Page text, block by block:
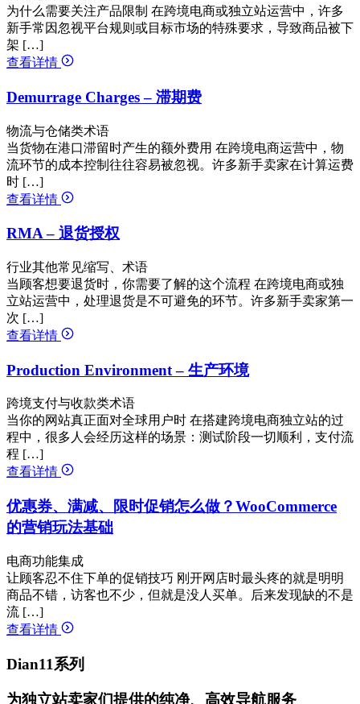
为什么需要关注产品限制 在跨境电商或独立站运营中，许多
新手常因忽视平台规则或目标市场的特殊要求，导致商品被下
架 […]
查看详情
Demurrage Charges – 滞期费
物流与仓储类术语
当货物在港口滞留时产生的额外费用 在跨境电商运营中，物
流环节的成本控制往往容易被忽视。许多新手卖家在计算运费
时 […]
查看详情
RMA – 退货授权
行业其他常见缩写、术语
当顾客想要退货时，你需要了解的这个流程 在跨境电商或独
立站运营中，处理退货是不可避免的环节。许多新手卖家第一
次 […]
查看详情
Production Environment – 生产环境
跨境支付与收款类术语
当你的网站真正面对全球用户时 在搭建跨境电商独立站的过
程中，很多人会经历这样的场景：测试阶段一切顺利，支付流
程 […]
查看详情
优惠券、满减、限时促销怎么做？WooCommerce
的营销玩法基础
电商功能集成
让顾客忍不住下单的促销技巧 刚开网店时最头疼的就是明明
商品不错，访客也不少，但就是没人买单。后来发现缺的不是
流 […]
查看详情
Dian11系列
为独立站卖家们提供的纯净、高效导航服务